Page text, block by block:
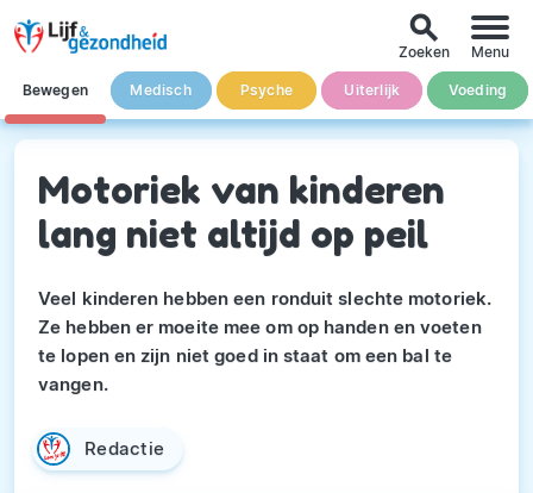
Bewegen Medisch Psyche Uiterlijk Voeding
search
Zoeken Menu
Motoriek van kinderen
lang niet altijd op peil
Veel kinderen hebben een ronduit slechte motoriek.
Ze hebben er moeite mee om op handen en voeten
te lopen en zijn niet goed in staat om een bal te
vangen.
Redactie